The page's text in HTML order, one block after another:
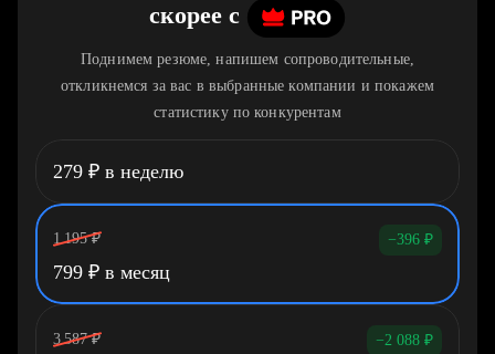
скорее c
Поднимем резюме, напишем сопроводительные,
откликнемся за вас в выбранные компании и покажем
статистику по конкурентам
279 ₽ в неделю
1 195 ₽ −396 ₽
799 ₽ в месяц
3 587 ₽ −2 088 ₽